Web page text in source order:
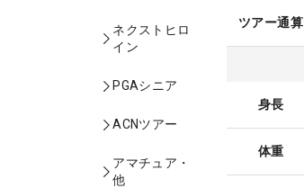
ネクストヒロ
イン
PGAシニア
ACNツアー
アマチュア・
他
ツアー通算
身長
体重